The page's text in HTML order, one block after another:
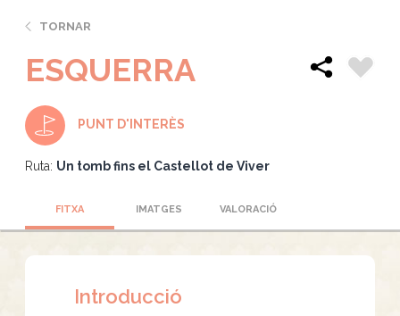
TORNAR
ESQUERRA
PUNT D'INTERÈS
Ruta: Un tomb fins el Castellot de Viver
FITXA IMATGES VALORACIÓ
Introducció